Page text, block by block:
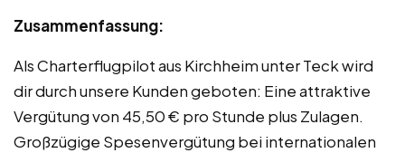
Zusammenfassung:
Als Charterflugpilot aus Kirchheim unter Teck wird
dir durch unsere Kunden geboten: Eine attraktive
Vergütung von 45,50 € pro Stunde plus Zulagen.
Großzügige Spesenvergütung bei internationalen